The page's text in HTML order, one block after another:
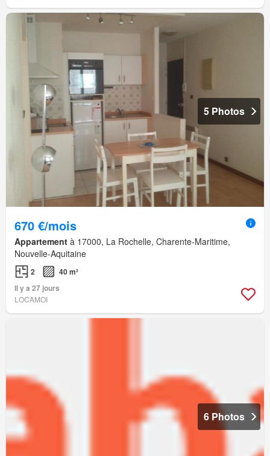
5 Photos
670 €/mois
Appartement à 17000, La Rochelle, Charente-Maritime,
Nouvelle-Aquitaine
2
40 m²
Il y a 27 jours
LOCAMOI
6 Photos